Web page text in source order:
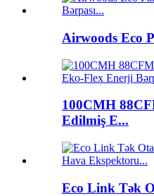
Airwoods Eco
100CMH
Edilmiş E...
Eco Link Tək